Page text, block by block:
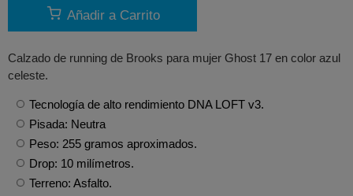
Añadir a Carrito
Calzado de running de Brooks para mujer Ghost 17 en color azul
celeste.
Tecnología de alto rendimiento DNA LOFT v3.
Pisada: Neutra
Peso: 255 gramos aproximados.
Drop: 10 milímetros.
Terreno: Asfalto.